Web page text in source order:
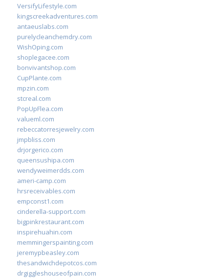
VersifyLifestyle.com
kingscreekadventures.com
antaeuslabs.com
purelycleanchemdry.com
WishOping.com
shoplegacee.com
bonvivantshop.com
CupPlante.com
mpzin.com
stcreal.com
PopUpFlea.com
valueml.com
rebeccatorresjewelry.com
jmpbliss.com
drjorgerico.com
queensushipa.com
wendyweimerdds.com
ameri-camp.com
hrsreceivables.com
empconst1.com
cinderella-support.com
bigpinkrestaurant.com
inspirehuahin.com
memmingerspainting.com
jeremypbeasley.com
thesandwichdepotcos.com
drgiggleshouseofpain.com